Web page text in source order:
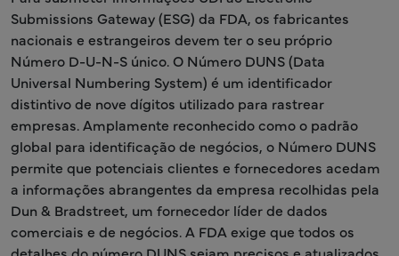
Submissions Gateway (ESG) da FDA, os fabricantes
nacionais e estrangeiros devem ter o seu próprio
Número D-U-N-S único. O Número DUNS (Data
Universal Numbering System) é um identificador
distintivo de nove dígitos utilizado para rastrear
empresas. Amplamente reconhecido como o padrão
global para identificação de negócios, o Número DUNS
permite que potenciais clientes e fornecedores acedam
a informações abrangentes da empresa recolhidas pela
Dun & Bradstreet, um fornecedor líder de dados
comerciais e de negócios. A FDA exige que todos os